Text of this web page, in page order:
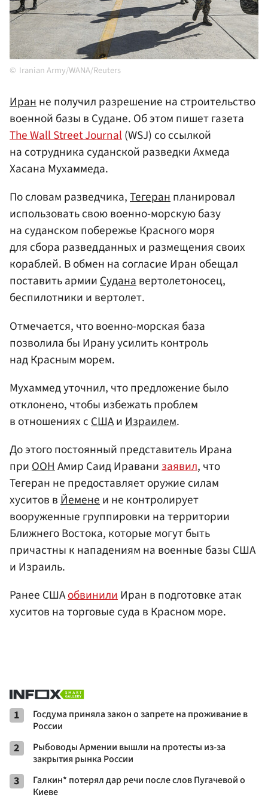
Iranian Army/WANA/Reuters
Иранне получил разрешение на строительство
военной базы в Судане. Об этом пишет газета
The Wall Street Journal(WSJ) со ссылкой
на сотрудника суданской разведки Ахмеда
Хасана Мухаммеда.
По словам разведчика,Тегеранпланировал
использовать свою военно-морскую базу
на суданском побережье Красного моря
для сбора разведданных и размещения своих
кораблей. В обмен на согласие Иран обещал
поставить армииСуданавертолетоносец,
беспилотники и вертолет.
Отмечается, что военно-морская база
позволила бы Ирану усилить контроль
над Красным морем.
Мухаммед уточнил, что предложение было
отклонено, чтобы избежать проблем
в отношениях сСШАиИзраилем.
До этого постоянный представитель Ирана
приООНАмир Саид Ираванизаявил, что
Тегеран не предоставляет оружие силам
хуситов вЙеменеи не контролирует
вооруженные группировки на территории
Ближнего Востока, которые могут быть
причастны к нападениям на военные базы США
и Израиль.
Ранее СШАобвинилиИран в подготовке атак
хуситов на торговые суда в Красном море.
1
Госдума приняла закон о запрете на проживание в
России
2
Рыбоводы Армении вышли на протесты из-за
закрытия рынка России
3
Галкин* потерял дар речи после слов Пугачевой о
Киеве